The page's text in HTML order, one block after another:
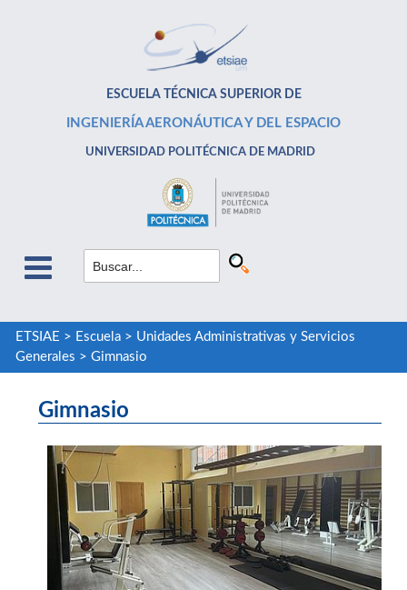
ESCUELA TÉCNICA SUPERIOR DE
INGENIERÍA AERONÁUTICA Y DEL ESPACIO
UNIVERSIDAD POLITÉCNICA DE MADRID
ETSIAE > Escuela> Unidades Administrativas y Servicios
Generales > Gimnasio
Gimnasio